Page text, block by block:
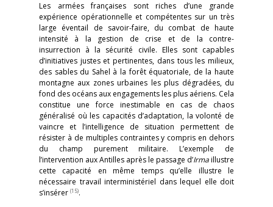
Les armées françaises sont riches d’une grande
expérience opérationnelle et compétentes sur un très
large éventail de savoir-faire, du combat de haute
intensité à la gestion de crise et de la contre-
insurrection à la sécurité civile. Elles sont capables
d’initiatives justes et pertinentes, dans tous les milieux,
des sables du Sahel à la forêt équatoriale, de la haute
montagne aux zones urbaines les plus dégradées, du
fond des océans aux engagements les plus aériens. Cela
constitue une force inestimable en cas de chaos
généralisé où les capacités d’adaptation, la volonté de
vaincre et l’intelligence de situation permettent de
résister à de multiples contraintes y compris en dehors
du champ purement militaire. L’exemple de
l’intervention aux Antilles après le passage d’Irmaillustre
cette capacité en même temps qu’elle illustre le
nécessaire travail interministériel dans lequel elle doit
s’insérer (15).